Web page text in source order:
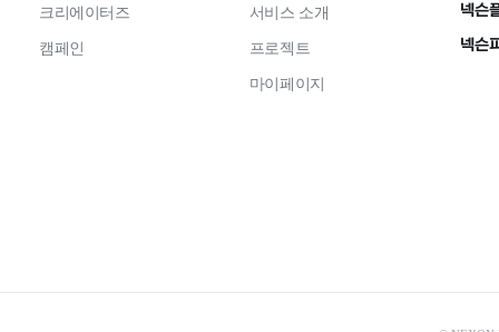
크리에이터즈
캠페인
서비스 소개
프로젝트
마이페이지
넥슨
넥슨